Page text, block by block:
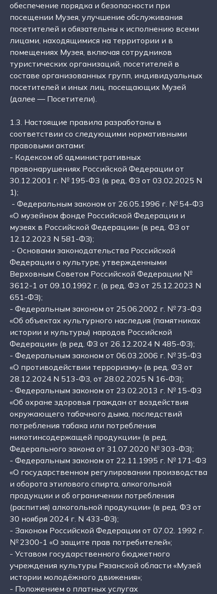
обеспечение порядка и безопасности при
посещении Музея, улучшение обслуживания
посетителей и обязательны к исполнению всеми
лицами, находящимися на территории и в
помещениях Музея, включая сотрудников
туристических организаций, посетителей в
составе организованных групп, индивидуальных
посетителей и иных лиц, посещающих Музей
(далее — Посетители).
1.3. Настоящие правила разработаны в
соответствии со следующими нормативными
правовыми актами:
- Кодексом об административных
правонарушениях Российской Федерации от
30.12.2001 г. № 195-ФЗ (в ред. ФЗ от 03.02.2025 N
1);
- Федеральным законом от 26.05.1996 г. № 54-ФЗ
«О музейном фонде Российской Федерации и
музеях в Российской Федерации» (в ред. ФЗ от
12.12.2023 N 581-ФЗ);
- Основами законодательства Российской
Федерации о культуре, утвержденными
Верховным Советом Российской Федерации №
3612-1 от 09.10.1992 г. (в ред. ФЗ от 25.12.2023 N
651-ФЗ);
- Федеральным законом от 25.06.2002 г. № 73-ФЗ
«Об объектах культурного наследия (памятниках
истории и культуры) народов Российской
Федерации» (в ред. ФЗ от 26.12.2024 N 485-ФЗ);
- Федеральным законом от 06.03.2006 г. № 35-ФЗ
«О противодействии терроризму» (в ред. ФЗ от
28.12.2024 N 513-ФЗ, от 28.02.2025 N 16-ФЗ);
- Федеральным законом от 23.02.2013 г. № 15-ФЗ
«Об охране здоровья граждан от воздействия
окружающего табачного дыма, последствий
потребления табака или потребления
никотинсодержащей продукции» (в ред.
Федерального закона от 31.07.2020 № 303-ФЗ);
- Федеральным законом от 22.11.1995 г. № 171-ФЗ
«О государственном регулировании производства
и оборота этилового спирта, алкогольной
продукции и об ограничении потребления
(распития) алкогольной продукции» (в ред. ФЗ от
30 ноября 2024 г. N 433-ФЗ);
- Законом Российской Федерации от 07.02. 1992 г.
№ 2300-1 «О защите прав потребителей»;
- Уставом государственного бюджетного
учреждения культуры Рязанской области «Музей
истории молодёжного движения»;
- Положением о платных услугах